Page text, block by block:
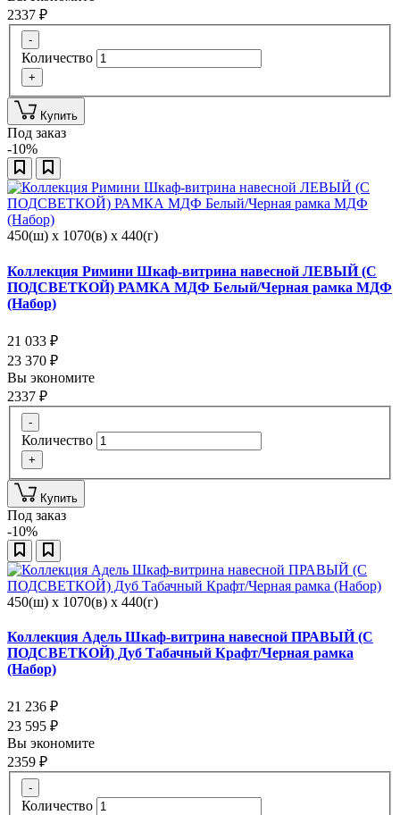
2337 ₽
-
Количество
+
Купить
Под заказ
-10%
450(ш) x 1070(в) x 440(г)
Коллекция Римини Шкаф-витрина навесной ЛЕВЫЙ (С
ПОДСВЕТКОЙ) РАМКА МДФ Белый/Черная рамка МДФ
(Набор)
21 033 ₽
23 370 ₽
Вы экономите
2337 ₽
-
Количество
+
Купить
Под заказ
-10%
450(ш) x 1070(в) x 440(г)
Коллекция Адель Шкаф-витрина навесной ПРАВЫЙ (С
ПОДСВЕТКОЙ) Дуб Табачный Крафт/Черная рамка
(Набор)
21 236 ₽
23 595 ₽
Вы экономите
2359 ₽
-
Количество